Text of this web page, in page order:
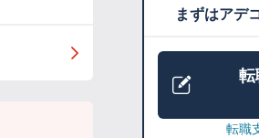
まずはアデ
転
転職